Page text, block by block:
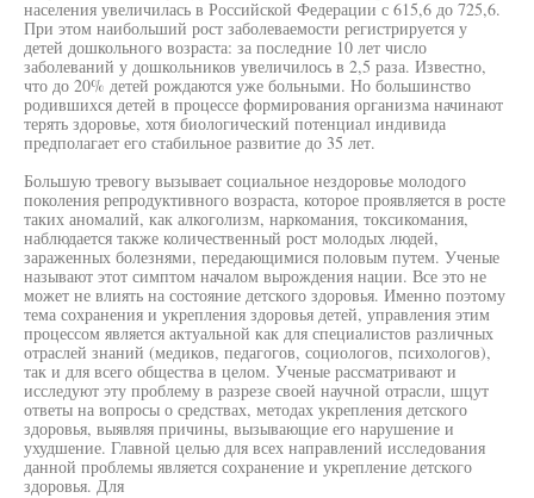
населения увеличилась в Российской Федерации с 615,6 до 725,6.
При этом наибольший рост заболеваемости регистрируется у
детей дошкольного возраста: за последние 10 лет число
заболеваний у дошкольников увеличилось в 2,5 раза. Известно,
что до 20% детей рождаются уже больными. Но большинство
родившихся детей в процессе формирования организма начинают
терять здоровье, хотя биологический потенциал индивида
предполагает его стабильное развитие до 35 лет.
Большую тревогу вызывает социальное нездоровье молодого
поколения репродуктивного возраста, которое проявляется в росте
таких аномалий, как алкоголизм, наркомания, токсикомания,
наблюдается также количественный рост молодых людей,
зараженных болезнями, передающимися половым путем. Ученые
называют этот симптом началом вырождения нации. Все это не
может не влиять на состояние детского здоровья. Именно поэтому
тема сохранения и укрепления здоровья детей, управления этим
процессом является актуальной как для специалистов различных
отраслей знаний (медиков, педагогов, социологов, психологов),
так и для всего общества в целом. Ученые рассматривают и
исследуют эту проблему в разрезе своей научной отрасли, шцут
ответы на вопросы о средствах, методах укрепления детского
здоровья, выявляя причины, вызывающие его нарушение и
ухудшение. Главной целью для всех направлений исследования
данной проблемы является сохранение и укрепление детского
здоровья. Для